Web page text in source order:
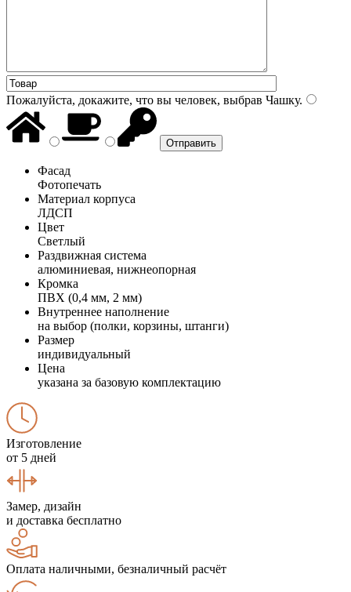
Пожалуйста, докажите, что вы человек, выбрав Чашку.
Фасад
Фотопечать
Материал корпуса
ЛДСП
Цвет
Светлый
Раздвижная система
алюминиевая, нижнеопорная
Кромка
ПВХ (0,4 мм, 2 мм)
Внутреннее наполнение
на выбор (полки, корзины, штанги)
Размер
индивидуальный
Цена
указана за базовую комплектацию
Изготовление
от 5 дней
Замер, дизайн
и доставка бесплатно
Оплата наличными, безналичный расчёт